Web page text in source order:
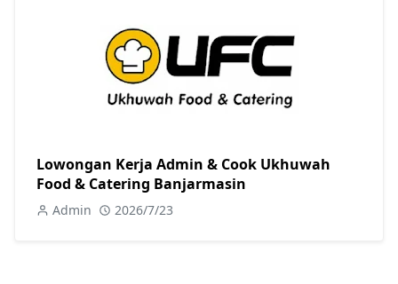
Lowongan Kerja Admin & Cook Ukhuwah
Food & Catering Banjarmasin
Admin 2026/7/23